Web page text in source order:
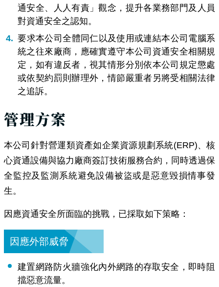
通安全、人人有責」觀念，提升各業務部門及人員
對資通安全之認知。
要求本公司全體同仁以及使用或連結本公司電腦系
統之往來廠商，應確實遵守本公司資通安全相關規
定，如有違反者，視其情形分別依本公司規定懲處
或依契約罰則辦理外，情節嚴重者另將受相關法律
之追訴。
管理方案
本公司針對營運類資產如企業資源規劃系統(ERP)、核
心資通設備與協力廠商簽訂技術服務合約，同時透過保
全監控及監測系統避免設備被盜或是惡意毀損情事發
生。
因應資通安全所面臨的挑戰，已採取如下策略：
因應外部威脅
建置網路防火牆強化內外網路的存取安全，即時阻
擋惡意流量。